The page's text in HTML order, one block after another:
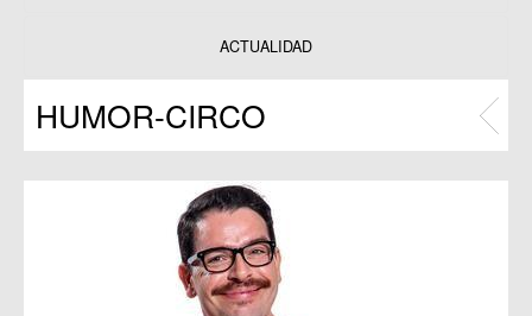
Programas
ACTUALIDAD
HUMOR-CIRCO